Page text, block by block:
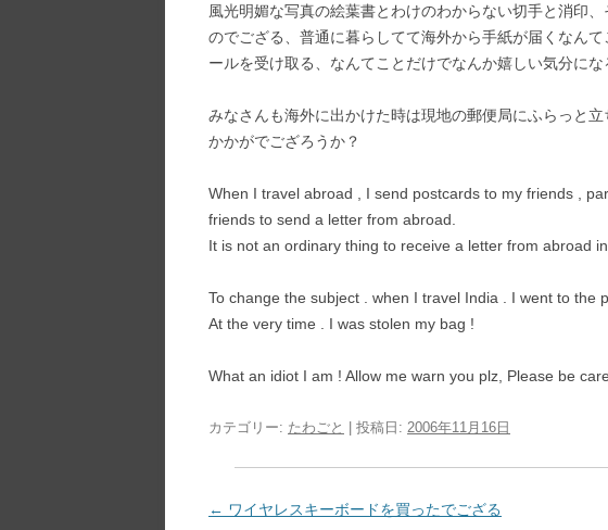
風光明媚な写真の絵葉書とわけのわからない切手と消印
のでござる、普通に暮らしてて海外から手紙が届くなん
ールを受け取る、なんてことだけでなんか嬉しい気分にな
みなさんも海外に出かけた時は現地の郵便局にふらっと
かかがでござろうか？
When I travel abroad , I send postcards to my friends ,
friends to send a letter from abroad.
It is not an ordinary thing to receive a letter from abroad in
To change the subject . when I travel India . I went to the
At the very time . I was stolen my bag !
What an idiot I am ! Allow me warn you plz, Please be
カテゴリー: たわごと | 投稿日: 2006年11月16日
投
← ワイヤレスキーボードを買ったでござる